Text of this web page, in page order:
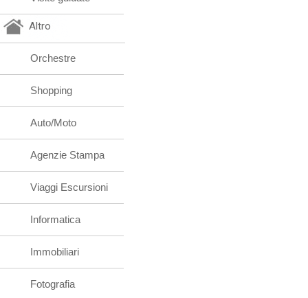
Altro
Orchestre
Shopping
Auto/Moto
Agenzie Stampa
Viaggi Escursioni
Informatica
Immobiliari
Fotografia